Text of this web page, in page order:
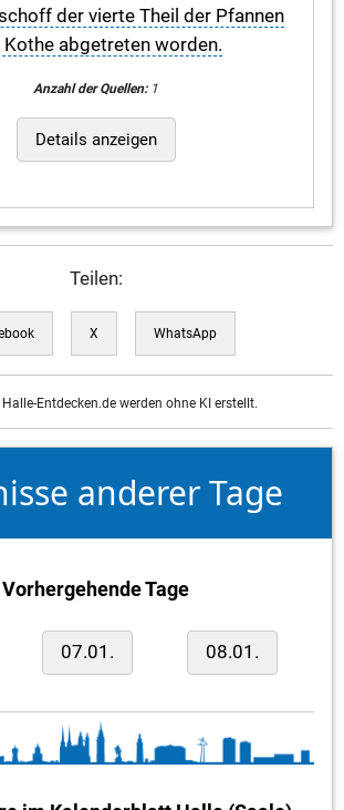
der vierte Theil der Pfannen
Kothe abgetreten worden.
Anzahl der Quellen:1
Details anzeigen
Teilen:
X WhatsApp
Entdecken.de werden ohne KI erstellt.
anderer Tage
Vorhergehende Tage
07.01. 08.01.